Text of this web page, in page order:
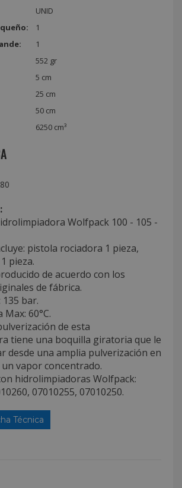
UNID
1
1
552 gr
5 cm
25 cm
50 cm
6250 cm³
Wolfpack 100 - 105 -
pistola rociadora 1 pieza,
pieza.
de acuerdo con los
de fábrica.
bar.
60°C.
de esta
tiene una boquilla giratoria que le
desde una amplia pulverización en
vapor concentrado.
hidrolimpiadoras Wolfpack:
07010255, 07010250.
Técnica